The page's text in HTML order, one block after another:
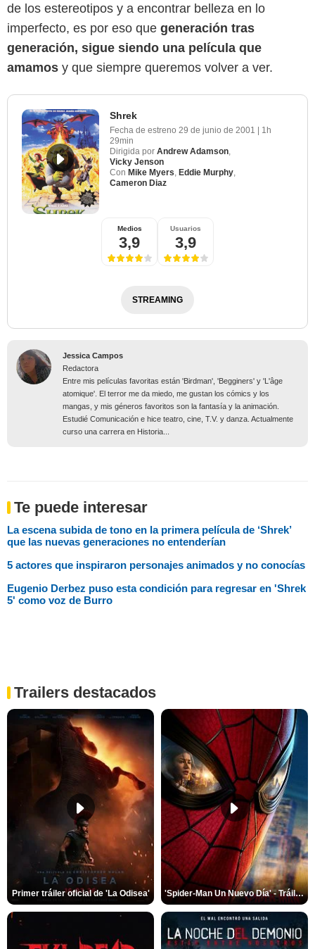
de los estereotipos y a encontrar belleza en lo
imperfecto, es por eso que generación tras
generación, sigue siendo una película que
amamos y que siempre queremos volver a ver.
Shrek
Fecha de estreno 29 de junio de 2001 | 1h
29min
Dirigida por Andrew Adamson
Vicky Jenson
Con Mike Myers Eddie Murphy
Cameron Diaz
Medios
3,9
Usuarios
3,9
STREAMING
Jessica Campos
Redactora
Entre mis películas favoritas están 'Birdman', 'Begginers' y 'L'âge
atomique'. El terror me da miedo, me gustan los cómics y los
mangas, y mis géneros favoritos son la fantasía y la animación.
Estudié Comunicación e hice teatro, cine, T.V. y danza. Actualmente
curso una carrera en Historia...
Te puede interesar
La escena subida de tono en la primera película de ‘Shrek’
que las nuevas generaciones no entenderían
5 actores que inspiraron personajes animados y no conocías
Eugenio Derbez puso esta condición para regresar en 'Shrek
5' como voz de Burro
Trailers destacados
Primer tráiler oficial de 'La Odisea' 'Spider-Man Un Nuevo Día' - Tráiler oficial subtitulado